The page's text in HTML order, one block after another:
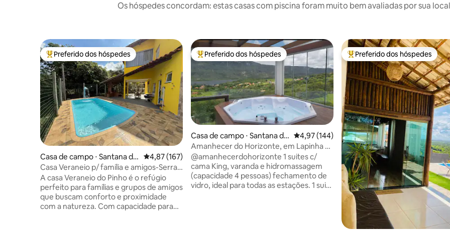
Os hóspedes concordam: estas casas com piscina foram muito bem avaliadas por sua
Entre os melhores preferidos dos hóspedes
Preferido dos hóspedes
Casa de campo ⋅ Santana do
Riacho
4,87 de uma avaliação média de 5, 167 avaliações
4,87 (167)
Casa Veraneio p/ família e amigos-Serra
do Cipó!
A casa Veraneio do Pinho é o refúgio
perfeito para famílias e grupos de amigos
que buscam conforto e proximidade
com a natureza. Com capacidade para
Entre os melhores preferidos dos hóspedes
Preferido dos hóspedes
Casa de campo ⋅ Santana do
Riacho
4,97 de uma avaliação média de 5, 144
4,97 (144)
Amanhecer do Horizonte, em Lapinha da
Serra
@amanhecerdohorizonte 1 suites c/
cama King, varanda e hidromassagem
(capacidade 4 pessoas) fechamento de
vidro, ideal para todas as estações. 1 suite
Entre os melhores preferidos
Preferido dos hóspedes